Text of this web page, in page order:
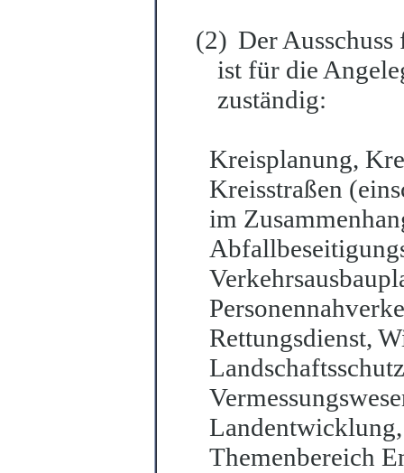
(2) Der
ist für die
zuständig:
Kreisplanung,
Kreisstraßen
im
Abfallbesei
Personennahver
Rettungsdienst,
Landentwicklung,
Themenbereich